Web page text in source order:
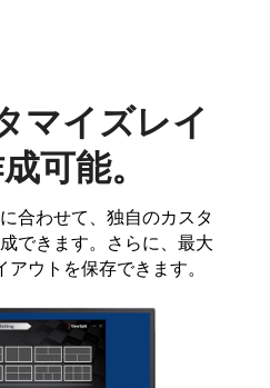
マイズレイ
可能。
合わせて、独自のカスタ
できます。さらに、最大
ウトを保存できます。